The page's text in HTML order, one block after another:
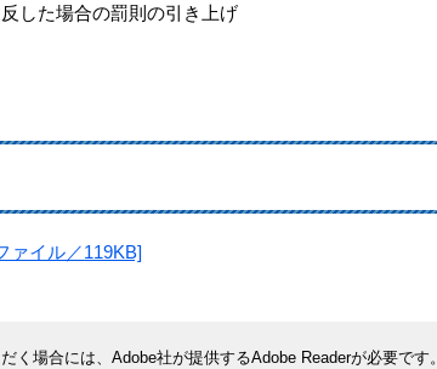
した場合の罰則の引き上げ
ァイル／119KB]
く場合には、Adobe社が提供するAdobe Readerが必要です。